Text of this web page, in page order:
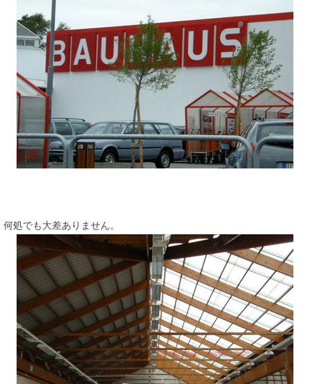
何処でも大差ありません。